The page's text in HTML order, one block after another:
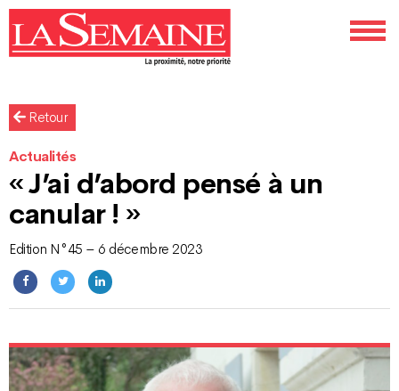
Retour
Actualités
« J’ai d’abord pensé à un
canular ! »
Edition N°45 – 6 décembre 2023